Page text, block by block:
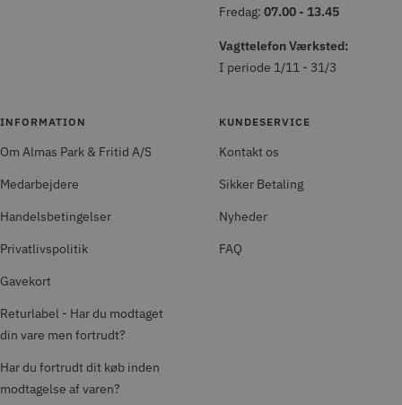
Fredag: 07.00 - 13.45
Vagttelefon Værksted:
I periode 1/11 - 31/3
INFORMATION
Om Almas Park & Fritid A/S
Medarbejdere
Handelsbetingelser
Privatlivspolitik
Gavekort
Returlabel - Har du modtaget
din vare men fortrudt?
Har du fortrudt dit køb inden
modtagelse af varen?
KUNDESERVICE
Kontakt os
Sikker Betaling
Nyheder
FAQ